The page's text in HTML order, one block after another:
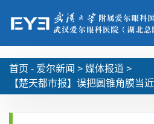
首页 - 爱尔新闻 > 媒体报道 >
【楚天都市报】误把圆锥角膜当